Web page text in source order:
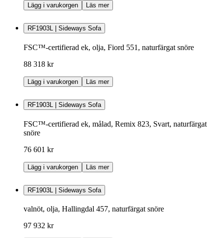
Lägg i varukorgen Läs mer
RF1903L | Sideways Sofa
FSC™-certifierad ek, olja, Fiord 551, naturfärgat snöre
88 318 kr
Lägg i varukorgen Läs mer
RF1903L | Sideways Sofa
FSC™-certifierad ek, målad, Remix 823, Svart, naturfärgat
snöre
76 601 kr
Lägg i varukorgen Läs mer
RF1903L | Sideways Sofa
valnöt, olja, Hallingdal 457, naturfärgat snöre
97 932 kr